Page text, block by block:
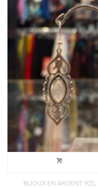
BIJOUX EN ARGENT 925,